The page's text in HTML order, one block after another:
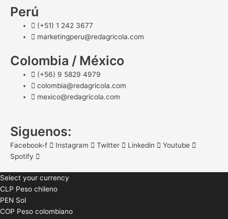
Perú
(+51) 1 242 3677
marketingperu@redagricola.com
Colombia / México
(+56) 9 5829 4979
colombia@redagricola.com
mexico@redagricola.com
Siguenos:
Facebook-f Instagram Twitter Linkedin
Youtube
Spotify
Select your currency
CLP Peso chileno
PEN Sol
COP Peso colombiano